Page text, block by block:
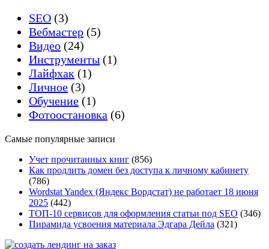
SEO (3)
Вебмастер (5)
Видео (24)
Инструменты (1)
Лайфхак (1)
Личное (3)
Обучение (1)
Фотоостановка (6)
Самые популярные записи
Учет прочитанных книг (856)
Как продлить домен без доступа к личному кабинету
(786)
Wordstat Yandex (Яндекс Вордстат) не работает 18 июня
2025 (442)
ТОП-10 сервисов для оформления статьи под SEO (346)
Пирамида усвоения материала Эдгара Дейла (321)